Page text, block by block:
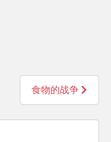
食物的战争